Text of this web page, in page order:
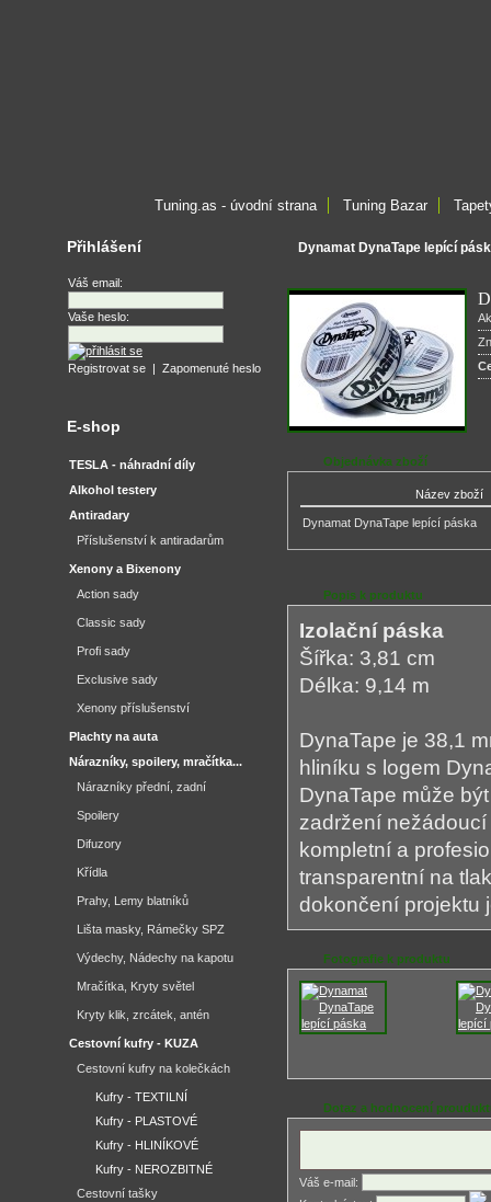
Tuning.as - úvodní strana Tuning Bazar
Dynamat DynaTape lepící
Objednávka zboží
Název zboží
Dynamat DynaTape lepící páska
Popis k produktu
Izolační páska
Šířka: 3,81 cm
Délka: 9,14 m
DynaTape je 38,1
hliníku s logem
DynaTape může
zadržení
kompletní a
transparentní na
dokončení projektu
Fotografie k produktu
Dotaz a hodnocení
Váš e-mail:
Přihlášení
Váš email:
Vaše heslo:
Registrovat se | Zapomenuté heslo
E-shop
TESLA - náhradní díly
Alkohol testery
Antiradary
Příslušenství k antiradarům
Xenony a Bixenony
Action sady
Classic sady
Profi sady
Exclusive sady
Xenony příslušenství
Plachty na auta
Nárazníky, spoilery, mračítka...
Nárazníky přední, zadní
Spoilery
Difuzory
Křídla
Prahy, Lemy blatníků
Lišta masky, Rámečky SPZ
Výdechy, Nádechy na kapotu
Mračítka, Kryty světel
Kryty klik, zrcátek, antén
Cestovní kufry - KUZA
Cestovní kufry na kolečkách
Kufry - TEXTILNÍ
Kufry - PLASTOVÉ
Kufry - HLINÍKOVÉ
Kufry - NEROZBITNÉ
Cestovní tašky